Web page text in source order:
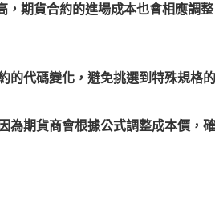
，期貨合約的進場成本也會相應調
的代碼變化，避免挑選到特殊規格
為期貨商會根據公式調整成本價，